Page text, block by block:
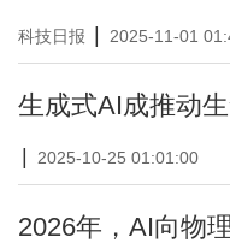
科技日报 2025-11-01
生成式AI成推动
2025-10-25 01:01:00
2026年，AI向物